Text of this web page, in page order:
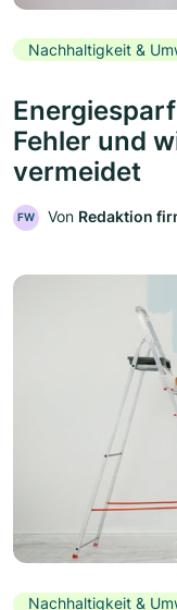
Nachhaltigkeit &
Fehler und
vermeidet
FW Von Redaktion
Nachhaltigkeit &